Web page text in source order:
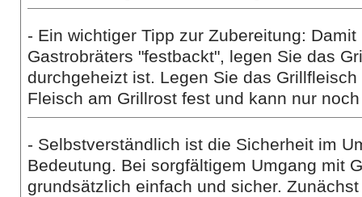
- Ein wichtiger Tipp zur Zubereitung:
Gastrobräters "festbackt", legen Sie das
durchgeheizt ist. Legen Sie das
Fleisch am Grillrost fest und kann nur
- Selbstverständlich ist die Sicherheit im
Bedeutung. Bei sorgfältigem Umgang mit
grundsätzlich einfach und sicher.